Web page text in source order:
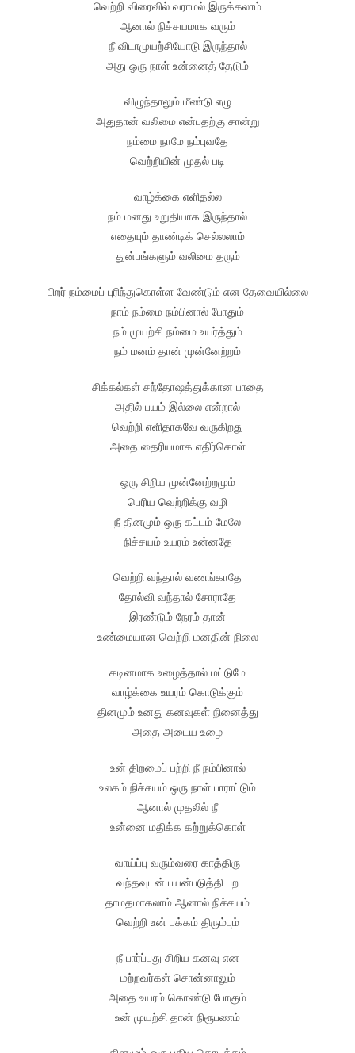
வெற்றி விரைவில் வராமல் இருக்கலாம்
ஆனால் நிச்சயமாக வரும்
நீ விடாமுயற்சியோடு இருந்தால்
அது ஒரு நாள் உன்னைத் தேடும்
விழுந்தாலும் மீண்டு எழு
அதுதான் வலிமை என்பதற்கு சான்று
நம்மை நாமே நம்புவதே
வெற்றியின் முதல் படி
வாழ்க்கை எளிதல்ல
நம் மனது உறுதியாக இருந்தால்
எதையும் தாண்டிக் செல்லலாம்
துன்பங்களும் வலிமை தரும்
பிறர் நம்மைப் புரிந்துகொள்ள வேண்டும் என தேவையில்லை
நாம் நம்மை நம்பினால் போதும்
நம் முயற்சி நம்மை உயர்த்தும்
நம் மனம் தான் முன்னேற்றம்
சிக்கல்கள் சந்தோஷத்துக்கான பாதை
அதில் பயம் இல்லை என்றால்
வெற்றி எளிதாகவே வருகிறது
அதை தைரியமாக எதிர்கொள்
ஒரு சிறிய முன்னேற்றமும்
பெரிய வெற்றிக்கு வழி
நீ தினமும் ஒரு கட்டம் மேலே
நிச்சயம் உயரம் உன்னதே
வெற்றி வந்தால் வணங்காதே
தோல்வி வந்தால் சோராதே
இரண்டும் நேரம் தான்
உண்மையான வெற்றி மனதின் நிலை
கடினமாக உழைத்தால் மட்டுமே
வாழ்க்கை உயரம் கொடுக்கும்
தினமும் உனது கனவுகள் நினைத்து
அதை அடைய உழை
உன் திறமைப் பற்றி நீ நம்பினால்
உலகம் நிச்சயம் ஒரு நாள் பாராட்டும்
ஆனால் முதலில் நீ
உன்னை மதிக்க கற்றுக்கொள்
வாய்ப்பு வரும்வரை காத்திரு
வந்தவுடன் பயன்படுத்தி பற
தாமதமாகலாம் ஆனால் நிச்சயம்
வெற்றி உன் பக்கம் திரும்பும்
நீ பார்ப்பது சிறிய கனவு என
மற்றவர்கள் சொன்னாலும்
அதை உயரம் கொண்டு போகும்
உன் முயற்சி தான் நிரூபணம்